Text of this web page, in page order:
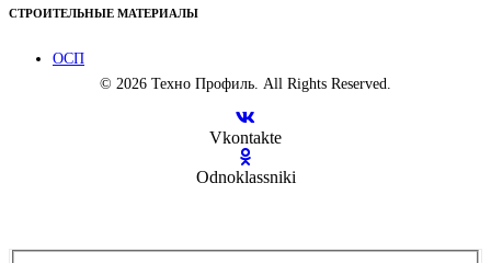
СТРОИТЕЛЬНЫЕ МАТЕРИАЛЫ
ОСП
© 2026 Техно Профиль. All Rights Reserved.
Vkontakte
Odnoklassniki